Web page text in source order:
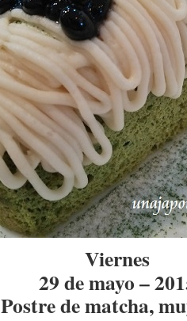
Viernes
29 de mayo –
Postre de matcha,